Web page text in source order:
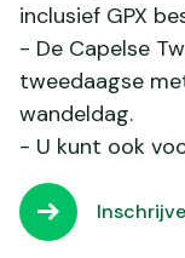
inclusief GPX
- De Capelse
tweedaagse
wandeldag.
- U kunt ook